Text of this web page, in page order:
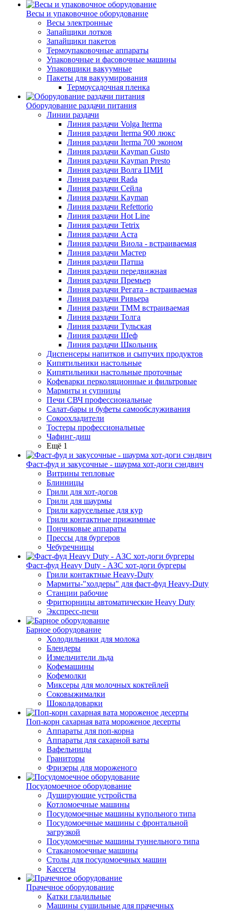
Весы и упаковочное оборудование
Весы электронные
Запайщики лотков
Запайщики пакетов
Термоупаковочные аппараты
Упаковочные и фасовочные машины
Упаковщики вакуумные
Пакеты для вакуумирования
Термоусадочная пленка
Оборудование раздачи питания
Линии раздачи
Линия раздачи Volga Iterma
Линия раздачи Iterma 900 люкс
Линия раздачи Iterma 700 эконом
Линия раздачи Kayman Gusto
Линия раздачи Kayman Presto
Линия раздачи Волга ЦМИ
Линия раздачи Rada
Линия раздачи Сейла
Линия раздачи Kayman
Линия раздачи Refettorio
Линия раздачи Hot Line
Линия раздачи Tetrix
Линия раздачи Аста
Линия раздачи Виола - встраиваемая
Линия раздачи Мастер
Линия раздачи Патша
Линия раздачи передвижная
Линия раздачи Премьер
Линия раздачи Регата - встраиваемая
Линия раздачи Ривьера
Линия раздачи ТММ встраиваемая
Линия раздачи Толга
Линия раздачи Тульская
Линия раздачи Шеф
Линия раздачи Школьник
Диспенсеры напитков и сыпучих продуктов
Кипятильники настольные
Кипятильники настольные проточные
Кофеварки перколяционные и фильтровые
Мармиты и супницы
Печи СВЧ профессиональные
Салат-бары и буфеты самообслуживания
Сокоохладители
Тостеры профессиональные
Чафинг-диш
Ещё 1
Фаст-фуд и закусочные - шаурма хот-доги сэндвич
Витрины тепловые
Блинницы
Грили для хот-догов
Грили для шаурмы
Грили карусельные для кур
Грили контактные прижимные
Пончиковые аппараты
Прессы для бургеров
Чебуречницы
Фаст-фуд Heavy Duty - АЗС хот-доги бургеры
Грили контактные Heavy-Duty
Мармиты-"холдеры" для фаст-фуд Heavy-Duty
Станции рабочие
Фритюрницы автоматические Heavy Duty
Экспресс-печи
Барное оборудование
Холодильники для молока
Блендеры
Измельчители льда
Кофемашины
Кофемолки
Миксеры для молочных коктейлей
Соковыжималки
Шоколадоварки
Поп-корн сахарная вата мороженое десерты
Аппараты для поп-корна
Аппараты для сахарной ваты
Вафельницы
Граниторы
Фризеры для мороженого
Посудомоечное оборудование
Душирующие устройства
Котломоечные машины
Посудомоечные машины купольного типа
Посудомоечные машины с фронтальной
загрузкой
Посудомоечные машины туннельного типа
Стаканомоечные машины
Столы для посудомоечных машин
Кассеты
Прачечное оборудование
Катки гладильные
Машины сушильные для прачечных